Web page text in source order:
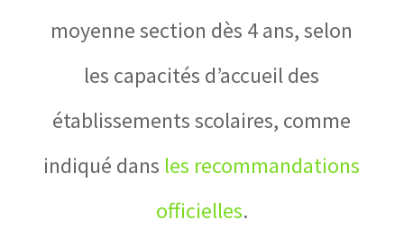
moyenne section dès 4 ans, selon
les capacités d’accueil des
établissements scolaires, comme
indiqué dans les recommandations
officielles.